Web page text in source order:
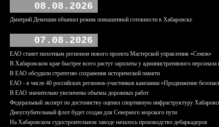
08.08.2026
Дмитрий Демешин объявил режим повышенной готовности в Хабаровске
07.08.2026
ЕАО станет пилотным регионом нового проекта Мастерской управления «Сенеж»
В Хабаровском крае быстрее всего растут зарплаты у административного персонала
В ЕАО обсудили стратегию сохранения исторической памяти
ЕАО - в числе 40 российских регионов-участников кампании «Продвижение
В ЕАО значительно увеличены объемы дорожных работ
Федеральный эксперт по достоинству оценил спортивную инфраструктуру
Дноуглубительный флот будет создан для Северного морского пути
На Хабаровском судостроительном заводе началось производство дебаркадеров